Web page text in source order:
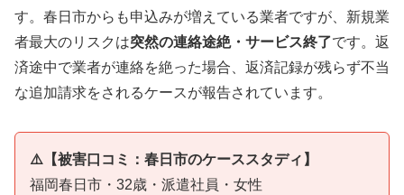
す。春日市からも申込みが増えている業者ですが、新規業
者最大のリスクは突然の連絡途絶・サービス終了です。返
済途中で業者が連絡を絶った場合、返済記録が残らず不当
な追加請求をされるケースが報告されています。
⚠️【被害口コミ：春日市のケーススタディ】
福岡春日市・32歳・派遣社員・女性